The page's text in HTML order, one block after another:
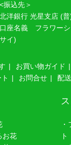
<振込先＞
北洋銀行 光星支店 (
口座名義 フラワーシ
サイ)
お買い物ガイド
お問合せ 配
お花
ト